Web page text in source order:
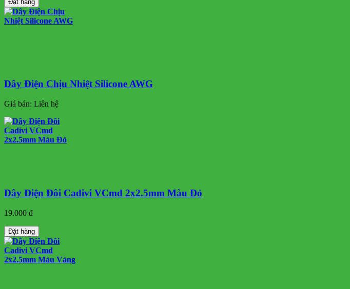
Đặt hàng
Dây Điện Chịu Nhiệt Silicone AWG
Giá bán: Liên hệ
Dây Điện Đôi Cadivi VCmd 2x2.5mm Màu Đỏ
19.000 đ
Đặt hàng